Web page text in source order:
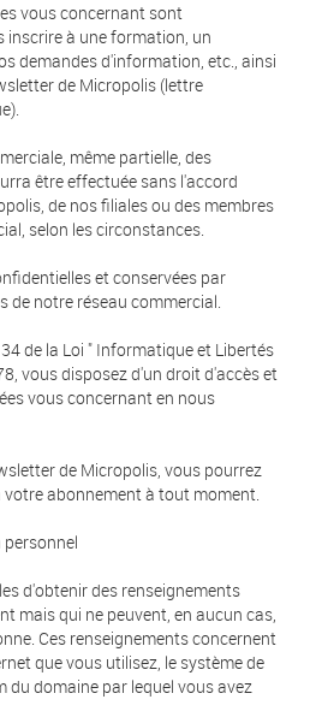
vous concernant sont
inscrire à une formation, un
demandes d'information, etc., ainsi
de Micropolis (lettre
même partielle, des
être effectuée sans l'accord
de nos filiales ou des membres
selon les circonstances.
et conservées par
de notre réseau commercial.
de la Loi " Informatique et Libertés
vous disposez d'un droit d'accès et
vous concernant en nous
de Micropolis, vous pourrez
abonnement à tout moment.
personnel
d'obtenir des renseignements
mais qui ne peuvent, en aucun cas,
Ces renseignements concernent
que vous utilisez, le système de
du domaine par lequel vous avez